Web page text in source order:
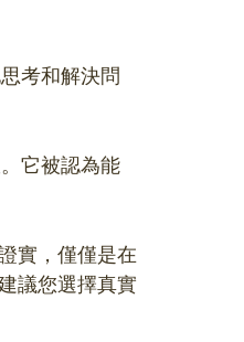
實，僅僅是在
議您選擇真實